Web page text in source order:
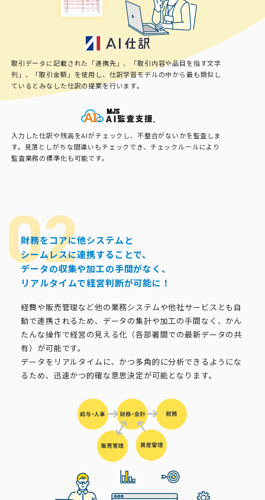
取引データに記載された「連携先」、「取引内容や品目を指す文字
列」、「取引金額」を使用し、仕訳学習モデルの中から最も類似し
ているとみなした仕訳の提案を行います。
入力した仕訳や残高をAIがチェックし、不整合がないかを監査しま
す。見落としがちな間違いもチェックでき、チェックルールにより
監査業務の標準化も可能です。
財務をコアに他システムと
シームレスに連携することで、
データの収集や加工の手間がなく、
リアルタイムで経営判断が可能に！
経費や販売管理など他の業務システムや他社サービスとも自
動で連携されるため、データの集計や加工の手間なく、かん
たんな操作で経営の見える化（各部署間での最新データの共
有）が可能です。
データをリアルタイムに、かつ多角的に分析できるようにな
るため、迅速かつ的確な意思決定が可能となります。